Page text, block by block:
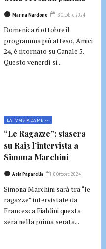
Marina Nardone 8 Ottobre 2024
Domenica 6 ottobre il
programma più atteso, Amici
24, è ritornato su Canale 5.
Questo venerdì si...
LA TV VISTA DA ME >>
“Le Ragazze”: stasera
su Rai3 l’intervista a
Simona Marchini
Asia Paparella 8 Ottobre 2024
Simona Marchini sarà tra “le
ragazze” intervistate da
Francesca Fialdini questa
sera nella prima serata...